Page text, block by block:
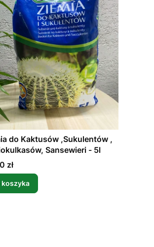
do Kaktusów ,Sukulentów ,
Zamiokulkasów, Sansewieri - 5l
zł
koszyka